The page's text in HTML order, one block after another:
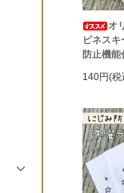
オ
ピネス
防止機能
140円(